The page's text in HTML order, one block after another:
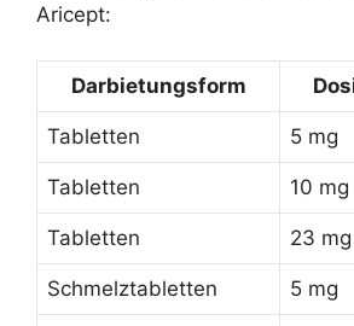
Aricept:
Darbietungsform
Tabletten 5 mg
Tabletten 10 mg
Tabletten 23 mg
Schmelztabletten 5 mg